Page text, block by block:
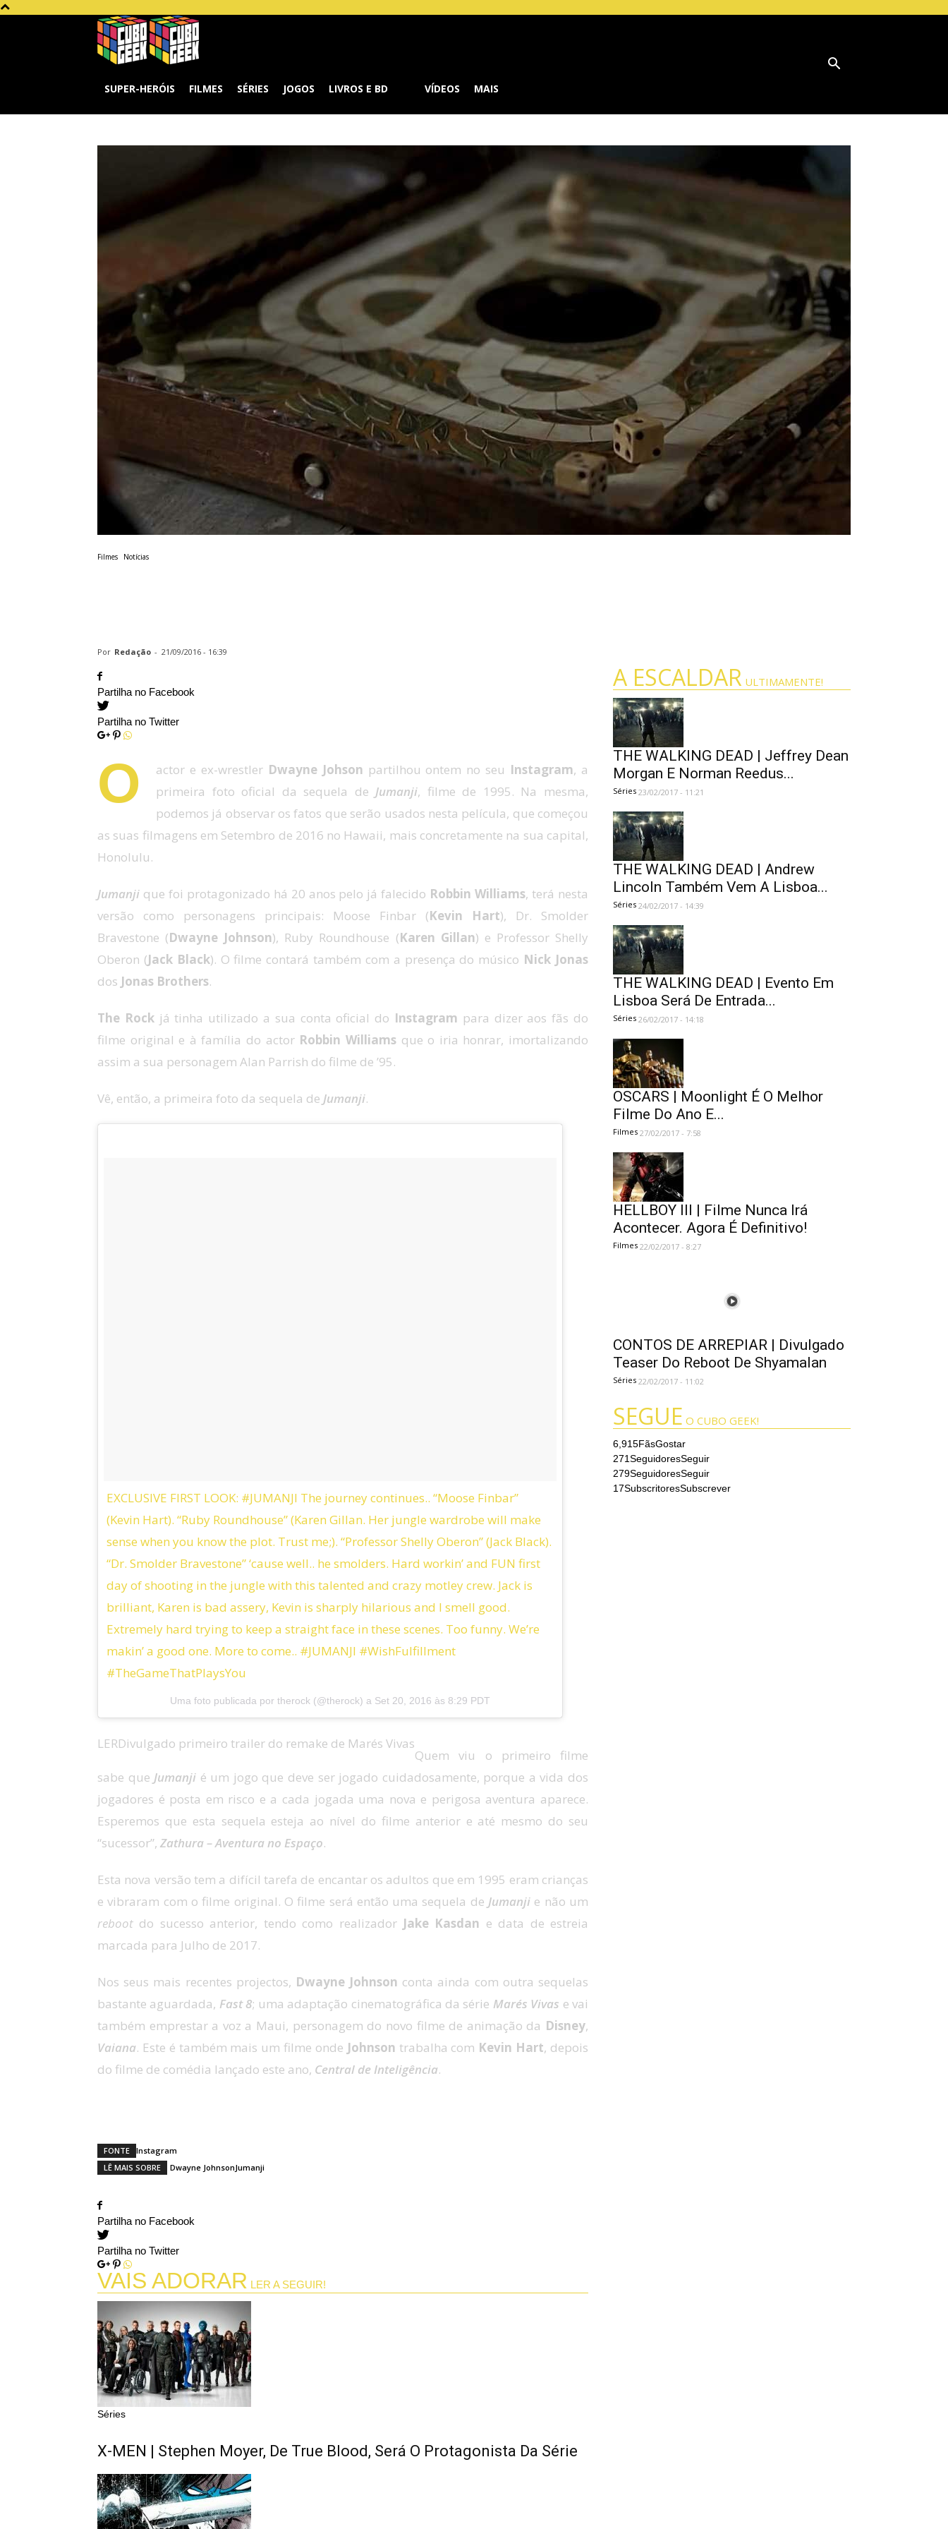
Cubo
Geek
SUPER-HERÓIS FILMES SÉRIES JOGOS LIVROS E BD
VÍDEOS
MAIS
Filmes Notícias
Por Redação - 21/09/2016 - 16:39
Partilha no Facebook
Partilha no Twitter
O actor e ex-wrestler Dwayne Johson partilhou ontem no seu Instagram, a
primeira foto oficial da sequela de Jumanji, filme de 1995. Na mesma,
podemos já observar os fatos que serão usados nesta película, que começou
as suas filmagens em Setembro de 2016 no Hawaii, mais concretamente na sua capital,
Honolulu.
Jumanji que foi protagonizado há 20 anos pelo já falecido Robbin Williams, terá nesta
versão como personagens principais: Moose Finbar (Kevin Hart), Dr. Smolder
Bravestone (Dwayne Johnson), Ruby Roundhouse (Karen Gillan) e Professor Shelly
Oberon (Jack Black). O filme contará também com a presença do músico Nick Jonas
dos Jonas Brothers.
The Rock já tinha utilizado a sua conta oficial do Instagram para dizer aos fãs do
filme original e à família do actor Robbin Williamsque o iria honrar, imortalizando
assim a sua personagem Alan Parrish do filme de ’95.
Vê, então, a primeira foto da sequela de Jumanji.
EXCLUSIVE FIRST LOOK: #JUMANJI The journey continues.. “Moose Finbar”
(Kevin Hart). “Ruby Roundhouse” (Karen Gillan. Her jungle wardrobe will make
sense when you know the plot. Trust me;). “Professor Shelly Oberon” (Jack Black).
“Dr. Smolder Bravestone” ‘cause well.. he smolders. Hard workin’ and FUN first
day of shooting in the jungle with this talented and crazy motley crew. Jack is
brilliant, Karen is bad assery, Kevin is sharply hilarious and I smell good.
Extremely hard trying to keep a straight face in these scenes. Too funny. We’re
makin’ a good one. More to come.. #JUMANJI #WishFulfillment
#TheGameThatPlaysYou
Uma foto publicada por therock (@therock) a Set 20, 2016 às 8:29 PDT
LERDivulgado primeiro trailer do remake de Marés Vivas
Quem viu o primeiro filme
sabe que Jumanji é um jogo que deve ser jogado cuidadosamente, porque a vida dos
jogadores é posta em risco e a cada jogada uma nova e perigosa aventura aparece.
Esperemos que esta sequela esteja ao nível do filme anterior e até mesmo do seu
“sucessor”, Zathura – Aventura no Espaço.
Esta nova versão tem a difícil tarefa de encantar os adultos que em 1995 eram crianças
e vibraram com o filme original. O filme será então uma sequela de Jumanji e não um
reboot do sucesso anterior, tendo como realizador Jake Kasdan e data de estreia
marcada para Julho de 2017.
Nos seus mais recentes projectos, Dwayne Johnson conta ainda com outra sequelas
bastante aguardada, Fast 8; uma adaptação cinematográfica da série Marés Vivas e vai
também emprestar a voz a Maui, personagem do novo filme de animação da Disney,
Vaiana. Este é também mais um filme onde Johnson trabalha com Kevin Hart, depois
do filme de comédia lançado este ano, Central de Inteligência.
FONTE Instagram
LÊ MAIS SOBRE
Dwayne JohnsonJumanji
Partilha no Facebook
Partilha no Twitter
VAIS ADORAR LER A SEGUIR!
Séries
X-MEN | Stephen Moyer, De True Blood, Será O Protagonista Da Série
A ESCALDAR ULTIMAMENTE!
THE WALKING DEAD | Jeffrey Dean
Morgan E Norman Reedus...
Séries 23/02/2017 - 11:21
THE WALKING DEAD | Andrew
Lincoln Também Vem A Lisboa...
Séries 24/02/2017 - 14:39
THE WALKING DEAD | Evento Em
Lisboa Será De Entrada...
Séries 26/02/2017 - 14:18
OSCARS | Moonlight É O Melhor
Filme Do Ano E...
Filmes 27/02/2017 - 7:58
HELLBOY III | Filme Nunca Irá
Acontecer. Agora É Definitivo!
Filmes 22/02/2017 - 8:27
CONTOS DE ARREPIAR | Divulgado
Teaser Do Reboot De Shyamalan
Séries 22/02/2017 - 11:02
SEGUE O CUBO GEEK!
6,915FãsGostar
271SeguidoresSeguir
279SeguidoresSeguir
17SubscritoresSubscrever